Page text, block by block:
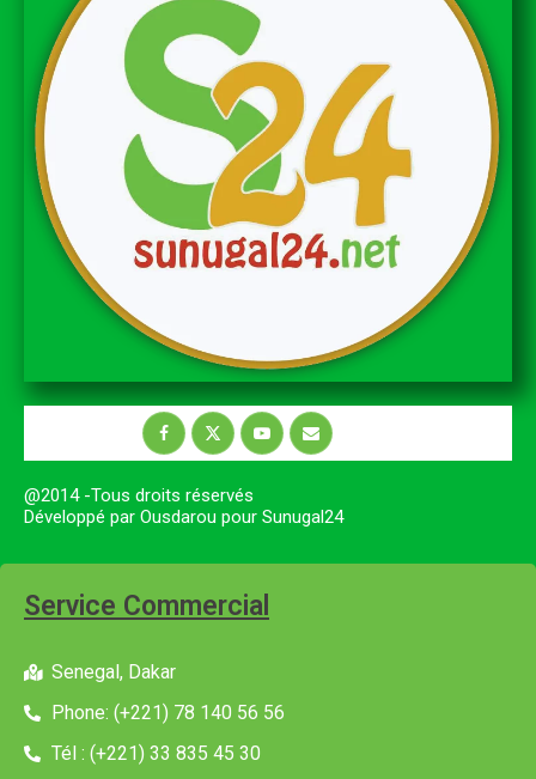
@2014 -Tous droits réservés
Développé par Ousdarou pour Sunugal24
Service Commercial
Senegal, Dakar
Phone: (+221) 78 140 56 56
Tél : (+221) 33 835 45 30